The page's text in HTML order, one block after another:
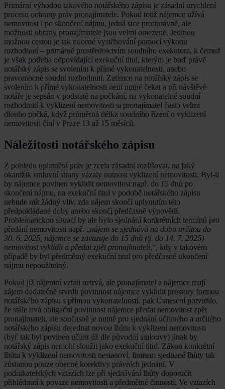
Primární výhodou takového notářského zápisu je zásadní urychlení
procesu ochrany práv pronajímatele. Pokud totiž nájemce užívá
nemovitost i po skončení nájmu, jedná sice protiprávně, ale
možnosti obrany pronajímatele jsou velmi omezené. Jedinou
možnou cestou je tak nucené vystěhování pomocí výkonu
rozhodnutí – primárně prostřednictvím soudního exekutora, k čemuž
je však potřeba odpovídající exekuční titul, kterým je buď právě
notářský zápis se svolením k přímé vykonatelnosti, anebo
pravomocné soudní rozhodnutí. Zatímco na notářský zápis se
svolením k přímé vykonatelnosti není nutné čekat a při návštěvě
notáře je sepsán v podstatě na počkání, na vykonatelné soudní
rozhodnutí k vyklizení nemovitosti si pronajímatel často velmi
dlouho počká, když průměrná délka soudního řízení o vyklizení
nemovitosti činí v Praze 13 až 15 měsíců.
Náležitosti notářského zápisu
Z pohledu uplatnění práv je zcela zásadní rozlišovat, na jaký
okamžik smluvní strany vázaly nutnost vyklizení nemovitosti. Byl-li
by nájemce povinen vyklidit nemovitost např. do 15 dnů po
skončení nájmu, na exekuční titul v podobě notářského zápisu
nebude mít žádný vliv, zda nájem skončí uplynutím této
předpokládané doby anebo skončí předčasně výpovědí.
Problematickou situací by ale bylo sjednání konkrétních termínů pro
předání nemovitosti např. „nájem se sjednává na dobu určitou do
30. 6. 2025, nájemce se zavazuje do 15 dnů (tj. do 14. 7. 2025)
nemovitost vyklidit a předat zpět pronajímateli,“, kdy v takovém
případě by byl předmětný exekuční titul pro předčasné ukončení
nájmu nepoužitelný.
Pokud již nájemní vztah netrvá, ale pronajímatel a nájemce mají
zájem dodatečně stvrdit povinnost nájemce vyklidit prostory formou
notářského zápisu s přímou vykonatelností, pak Usnesení potvrdilo,
že stále trvá obligační povinnost nájemce předat nemovitost zpět
pronajímateli, ale současně je nutné pro sjednání účinného a určitého
notářského zápisu dojednat novou lhůtu k vyklizení nemovitosti
(byť tak byl povinen učinit již dle původní smlouvy) jinak by
notářský zápis nemohl sloužit jako exekuční titul. Zákon konkrétní
lhůtu k vyklizení nemovitosti nestanoví, limitem sjednané lhůty tak
zůstanou pouze obecné korektivy právních jednání. V
podnikatelských vztazích lze při sjednávání lhůty doporučit
přihlédnutí k povaze nemovitosti a předmětné činnosti. Ve vztazích